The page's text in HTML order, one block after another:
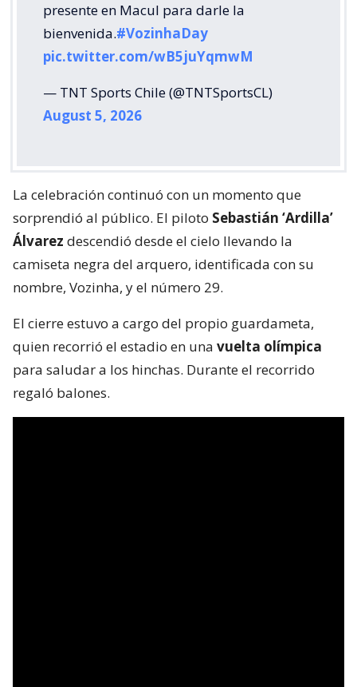
presente en Macul para darle la
bienvenida.#VozinhaDay
pic.twitter.com/wB5juYqmwM
— TNT Sports Chile (@TNTSportsCL)
August 5, 2026
La celebración continuó con un momento que
sorprendió al público. El piloto Sebastián ‘Ardilla’
Álvarez descendió desde el cielo llevando la
camiseta negra del arquero, identificada con su
nombre, Vozinha, y el número 29.
El cierre estuvo a cargo del propio guardameta,
quien recorrió el estadio en una vuelta olímpica
para saludar a los hinchas. Durante el recorrido
regaló balones.